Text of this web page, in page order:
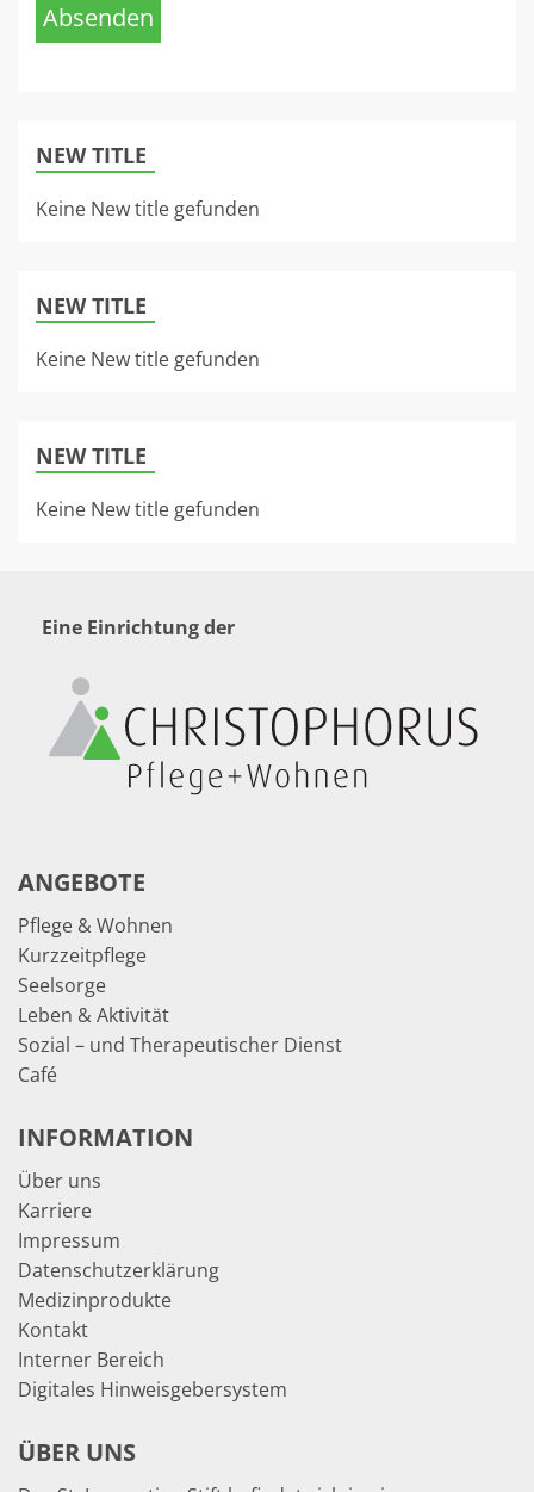
Absenden
NEW TITLE
Keine New title gefunden
NEW TITLE
Keine New title gefunden
NEW TITLE
Keine New title gefunden
Eine Einrichtung der
ANGEBOTE
Pflege & Wohnen
Kurzzeitpflege
Seelsorge
Leben & Aktivität
Sozial – und Therapeutischer Dienst
Café
INFORMATION
Über uns
Karriere
Impressum
Datenschutzerklärung
Medizinprodukte
Kontakt
Interner Bereich
Digitales Hinweisgebersystem
ÜBER UNS